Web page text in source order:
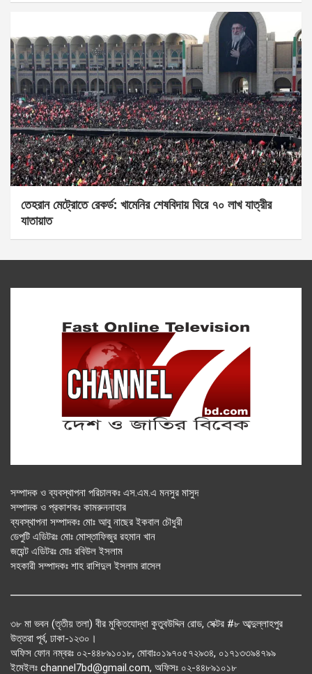
তেহরান মেট্রোতে রেকর্ড: খামেনির শেষবিদায় ঘিরে ৭০ লাখ যাত্রীর
যাতায়াত
সম্পাদক ও ব্যবস্থাপনা পরিচালকঃ এস.এম.এ মনসুর মাসুদ
সম্পাদক ও প্রকাশকঃ কামরুননাহার
ব্যবস্থাপনা সম্পাদকঃ মোঃ আবু নাছের ইকবাল চৌধুরী
ডেপুটি এডিটরঃ মোঃ মোস্তাফিজুর রহমান খান
জয়েন্ট এডিটরঃ মোঃ রবিউল ইসলাম
সহকারী সম্পাদকঃ শাহ রাশিদুল ইসলাম রাসেল
৩৮ মা ভবন (তৃতীয় তলা) বীর মুক্তিযোদ্ধা কুতুবউদ্দিন রোড, সেক্টর #৮ আব্দুল্লাহপুর
উত্তরা পূর্ব, ঢাকা-১২৩০।
অফিস ফোন নম্বরঃ ০২-৪৪৮৯১০১৮, মোবাঃ০১৯৭০৫৭২৯৩৪, ০১৭১৩৩৯৪৭৯৯
ইমেইলঃ channel7bd@gmail.com, অফিসঃ ০২-৪৪৮৯১০১৮